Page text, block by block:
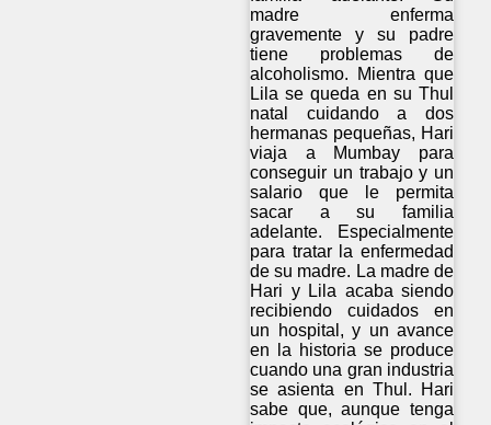
madre enferma
gravemente y su padre
tiene problemas de
alcoholismo. Mientra que
Lila se queda en su Thul
natal cuidando a dos
hermanas pequeñas, Hari
viaja a Mumbay para
conseguir un trabajo y un
salario que le permita
sacar a su familia
adelante. Especialmente
para tratar la enfermedad
de su madre. La madre de
Hari y Lila acaba siendo
recibiendo cuidados en
un hospital, y un avance
en la historia se produce
cuando una gran industria
se asienta en Thul. Hari
sabe que, aunque tenga